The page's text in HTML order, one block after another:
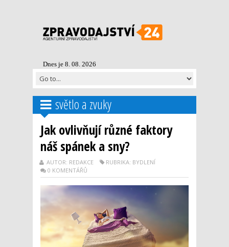
Dnes je 8. 08. 2026
světlo a zvuky
Jak ovlivňují různé faktory
náš spánek a sny?
AUTOR: REDAKCE
RUBRIKA: BYDLENÍ
0 KOMENTÁŘŮ